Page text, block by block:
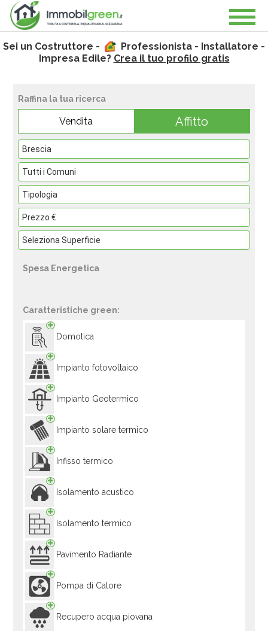
Sei un Costruttore -
Professionista - Installatore -
Impresa Edile? Crea il tuo profilo gratis
Raffina la tua ricerca
Vendita Affitto
Spesa Energetica
Caratteristiche green:
Domotica
Impianto fotovoltaico
Impianto Geotermico
Impianto solare termico
Infisso termico
Isolamento acustico
Isolamento termico
Pavimento Radiante
Pompa di Calore
Recupero acqua piovana